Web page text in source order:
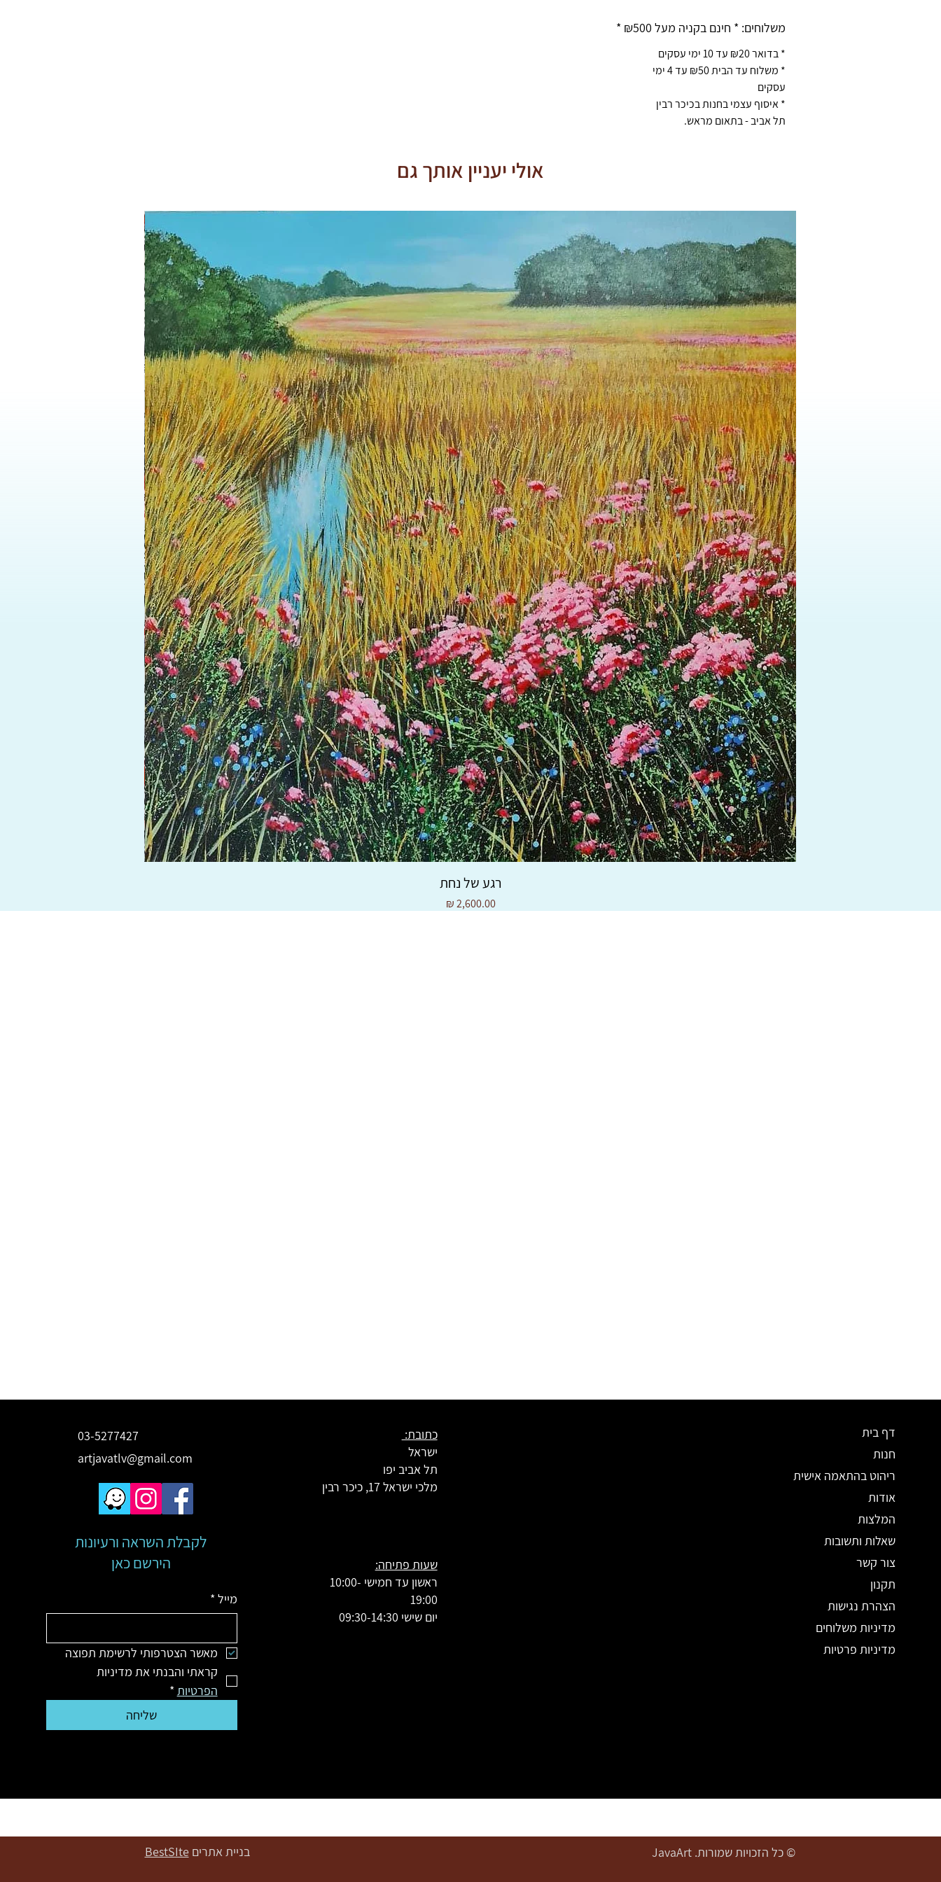
משלוחים: * חינם בקניה מעל ₪500 *
* בדואר ₪20 עד 10 ימי עסקים
* משלוח עד הבית ₪50 עד 4 ימי
עסקים
* איסוף עצמי בחנות בכיכר רבין
תל אביב - בתאום מראש.
אולי יעניין אותך גם
רגע של נחת
מחיר‏2,600.00 ‏₪
03-5277427
artjavatlv@gmail.com
לקבלת השראה ורעיונות
הירשם כאן
מייל *
מאשר הצטרפותי לרשימת תפוצה
קראתי והבנתי את מדיניות
הפרטיות *
שליחה
כתובת:
ישראל
תל אביב יפו
מלכי ישראל 17, כיכר רבין
שעות פתיחה:
ראשון עד חמישי 10:00-
19:00
יום שישי 09:30-14:30
דף בית
חנות
ריהוט בהתאמה אישית
אודות
המלצות
שאלות ותשובות
צור קשר
תקנון
הצהרת נגישות
מדיניות משלוחים
מדיניות פרטיות
© כל הזכויות שמורות. JavaArt בניית אתריםBestSIte